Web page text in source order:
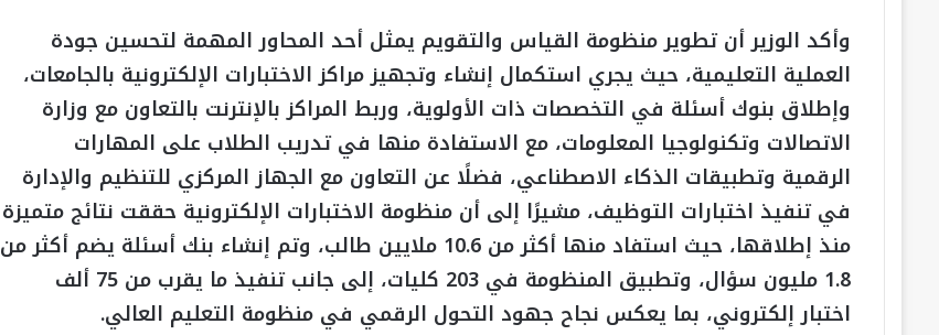
وأكد الوزير أن تطوير منظومة القياس والتقويم يمثل أحد المحاور المهمة لتحسين جودة
العملية التعليمية، حيث يجري استكمال إنشاء وتجهيز مراكز الاختبارات الإلكترونية بالجامعات،
وإطلاق بنوك أسئلة في التخصصات ذات الأولوية، وربط المراكز بالإنترنت بالتعاون مع وزارة
الاتصالات وتكنولوجيا المعلومات، مع الاستفادة منها في تدريب الطلاب على المهارات
الرقمية وتطبيقات الذكاء الاصطناعي، فضلًا عن التعاون مع الجهاز المركزي للتنظيم والإدارة
في تنفيذ اختبارات التوظيف، مشيرًا إلى أن منظومة الاختبارات الإلكترونية حققت نتائج متميزة
منذ إطلاقها، حيث استفاد منها أكثر من 10.6 ملايين طالب، وتم إنشاء بنك أسئلة يضم أكثر من
1.8 مليون سؤال، وتطبيق المنظومة في 203 كليات، إلى جانب تنفيذ ما يقرب من 75 ألف
اختبار إلكتروني، بما يعكس نجاح جهود التحول الرقمي في منظومة التعليم العالي.